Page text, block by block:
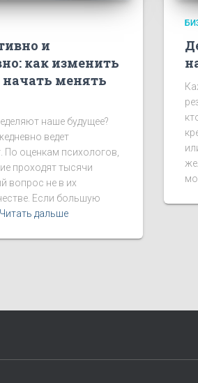
и
как изменить
менять
наше будущее?
ведет
По оценкам психологов,
проходят тысячи
вопрос не в их
Если большую
Читать дальше